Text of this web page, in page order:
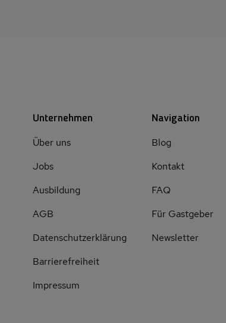
Unternehmen
Über uns
Jobs
Ausbildung
AGB
Datenschutzerklärung
Barrierefreiheit
Impressum
Navigation
Blog
Kontakt
FAQ
Für Gastgeber
Newsletter